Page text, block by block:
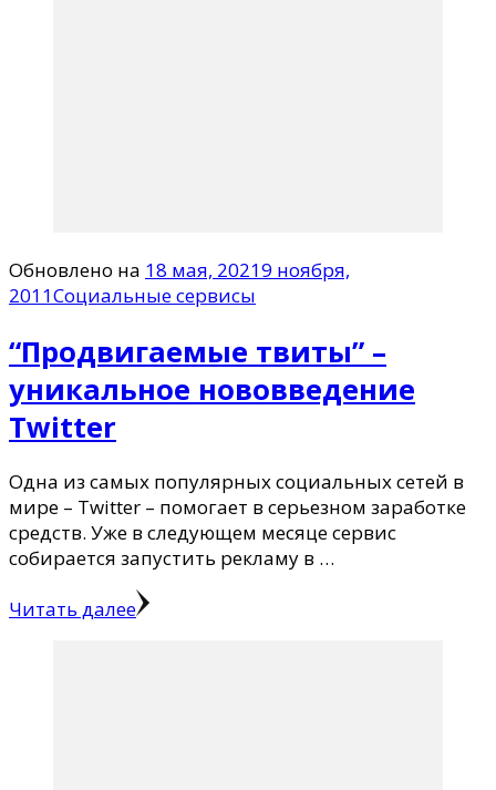
Обновлено на 18 мая, 20219 ноября,
2011Социальные сервисы
“Продвигаемые твиты” –
уникальное нововведение
Twitter
Одна из самых популярных социальных сетей в
мире – Twitter – помогает в серьезном заработке
средств. Уже в следующем месяце сервис
собирается запустить рекламу в …
Читать далее